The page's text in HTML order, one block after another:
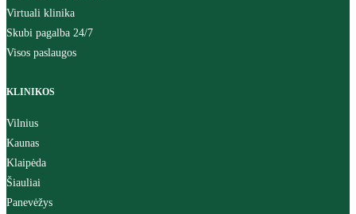
Virtuali klinika
Skubi pagalba 24/7
Visos paslaugos
KLINIKOS
Vilnius
Kaunas
Klaipėda
Šiauliai
Panevėžys